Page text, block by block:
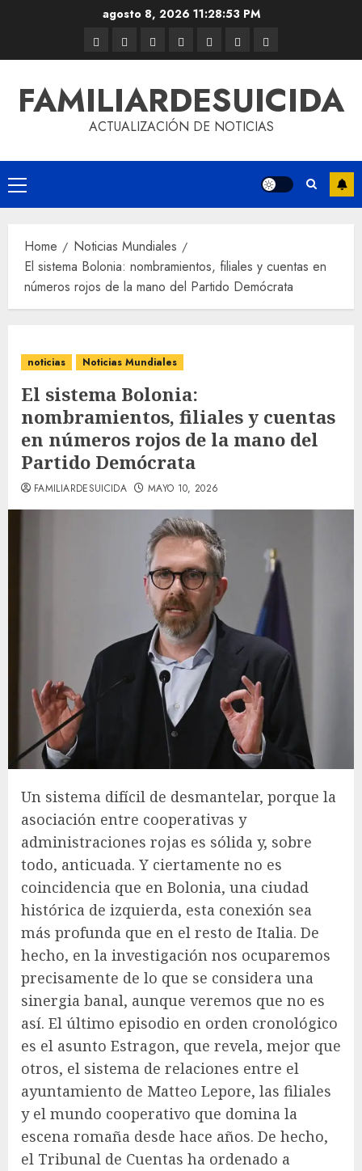
agosto 8, 2026 11:28:54 PM
FAMILIARDESUICIDA
ACTUALIZACIÓN DE NOTICIAS
Home
Noticias Mundiales
El sistema Bolonia: nombramientos, filiales y cuentas en
números rojos de la mano del Partido Demócrata
noticias Noticias Mundiales
El sistema Bolonia:
nombramientos, filiales y cuentas
en números rojos de la mano del
Partido Demócrata
FAMILIARDESUICIDA MAYO 10, 2026
Un sistema difícil de desmantelar, porque la
asociación entre cooperativas y
administraciones rojas es sólida y, sobre
todo, anticuada. Y ciertamente no es
coincidencia que en Bolonia, una ciudad
histórica de izquierda, esta conexión sea
más profunda que en el resto de Italia. De
hecho, en la investigación nos ocuparemos
precisamente de lo que se considera una
sinergia banal, aunque veremos que no es
así. El último episodio en orden cronológico
es el asunto Estragon, que revela, mejor que
otros, el sistema de relaciones entre el
ayuntamiento de Matteo Lepore, las filiales
y el mundo cooperativo que domina la
escena romaña desde hace años. De hecho,
el Tribunal de Cuentas ha ordenado a